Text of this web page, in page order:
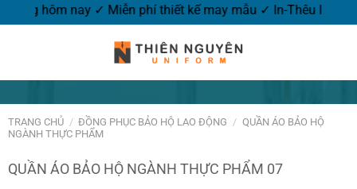
Đặt hàng hôm nay ✓ Miễn phí thiết kế may mẫu ✓ In-Thêu
TRANG CHỦ / ĐỒNG PHỤC BẢO HỘ LAO ĐỘNG / QUẦN ÁO BẢO HỘ
NGÀNH THỰC PHẨM
QUẦN ÁO BẢO HỘ NGÀNH THỰC PHẨM 07